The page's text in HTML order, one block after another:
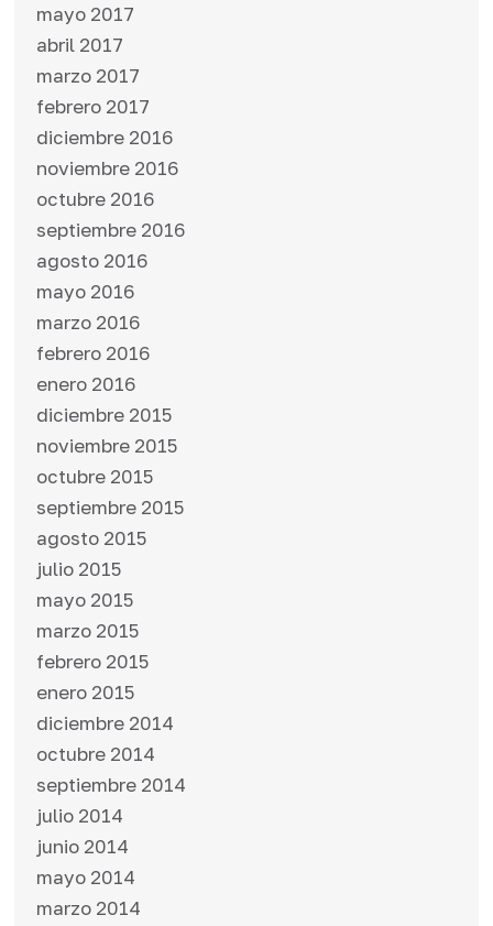
mayo 2017
abril 2017
marzo 2017
febrero 2017
diciembre 2016
noviembre 2016
octubre 2016
septiembre 2016
agosto 2016
mayo 2016
marzo 2016
febrero 2016
enero 2016
diciembre 2015
noviembre 2015
octubre 2015
septiembre 2015
agosto 2015
julio 2015
mayo 2015
marzo 2015
febrero 2015
enero 2015
diciembre 2014
octubre 2014
septiembre 2014
julio 2014
junio 2014
mayo 2014
marzo 2014